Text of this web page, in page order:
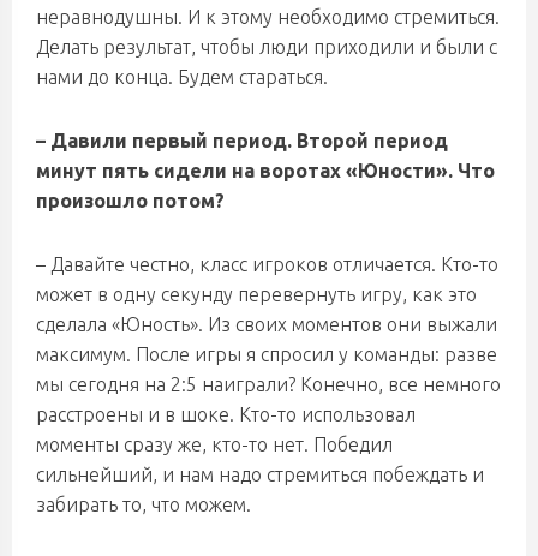
неравнодушны. И к этому необходимо стремиться.
Делать результат, чтобы люди приходили и были с
нами до конца. Будем стараться.
– Давили первый период. Второй период
минут пять сидели на воротах «Юности». Что
произошло потом?
– Давайте честно, класс игроков отличается. Кто-то
может в одну секунду перевернуть игру, как это
сделала «Юность». Из своих моментов они выжали
максимум. После игры я спросил у команды: разве
мы сегодня на 2:5 наиграли? Конечно, все немного
расстроены и в шоке. Кто-то использовал
моменты сразу же, кто-то нет. Победил
сильнейший, и нам надо стремиться побеждать и
забирать то, что можем.